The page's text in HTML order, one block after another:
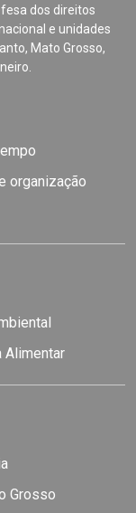
dos direitos
e unidades
Mato Grosso,
organização
Alimentar
Grosso